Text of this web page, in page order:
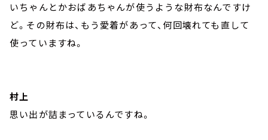
いちゃんとかおばあちゃんが使うような財布なんですけ
ど。その財布は、もう愛着があって、何回壊れても直して
使っていますね。
村上
思い出が詰まっているんですね。